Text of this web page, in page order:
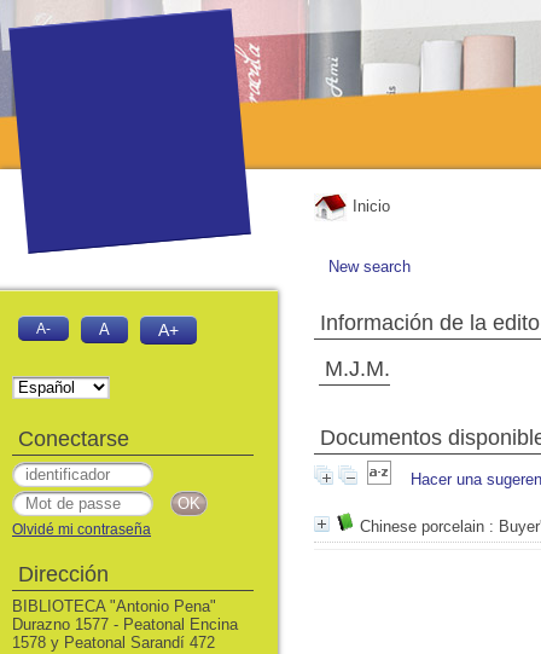
Inicio
New search
Información de la
M.J.M.
Documentos
Hacer una
Chinese porcelain :
A- A A+
Conectarse
Olvidé mi contraseña
Dirección
BIBLIOTECA "Antonio Pena"
Durazno 1577 - Peatonal Encina
1578 y Peatonal Sarandí 472